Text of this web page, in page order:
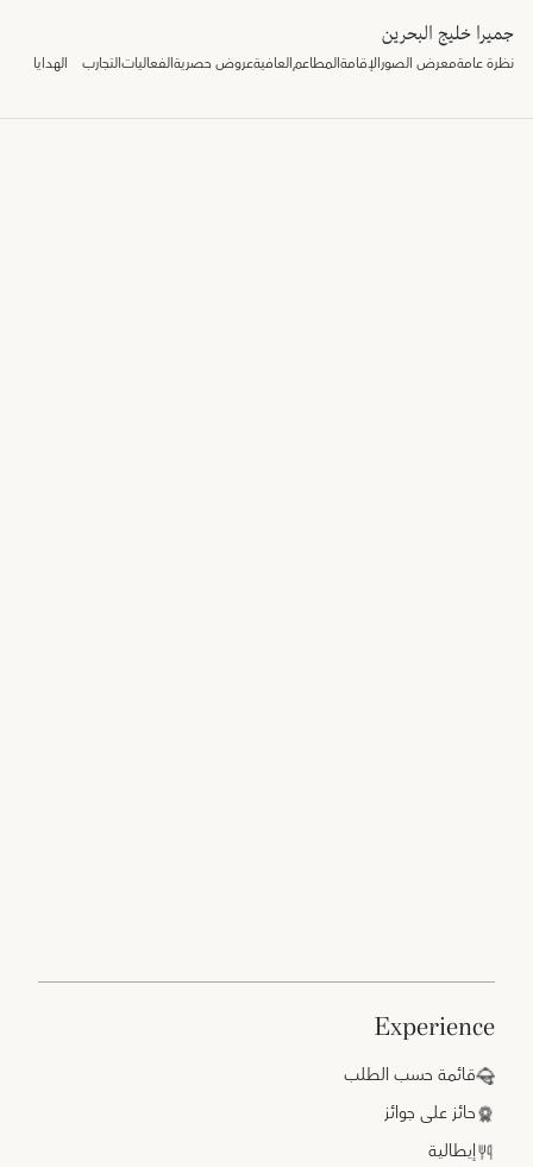
جميرا خليج البحرين
نظرة عامةمعرض الصورالإقامةالمطاعمالعافيةعروض حصريةالفعالياتالتجارب الهدايا
experience
قائمة حسب الطلب
حائز على جوائز
إيطالية